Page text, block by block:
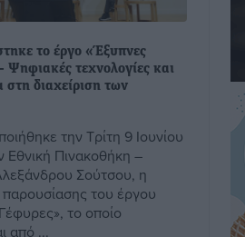
το έργο «Έξυπνες
Ψηφιακές τεχνολογίες και
στη διαχείριση των
την Τρίτη 9 Ιουνίου
Εθνική Πινακοθήκη –
Σούτσου, η
του έργου
το οποίο
από ...